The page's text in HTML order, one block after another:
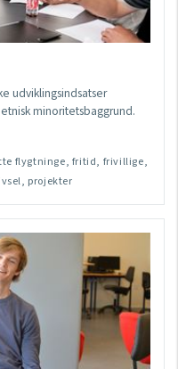
udviklingsindsatser
minoritetsbaggrund.
flygtninge, fritid, frivillige,
projekter